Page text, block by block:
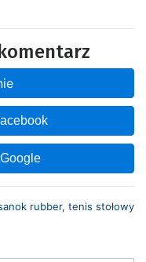
rubber, tenis stołowy